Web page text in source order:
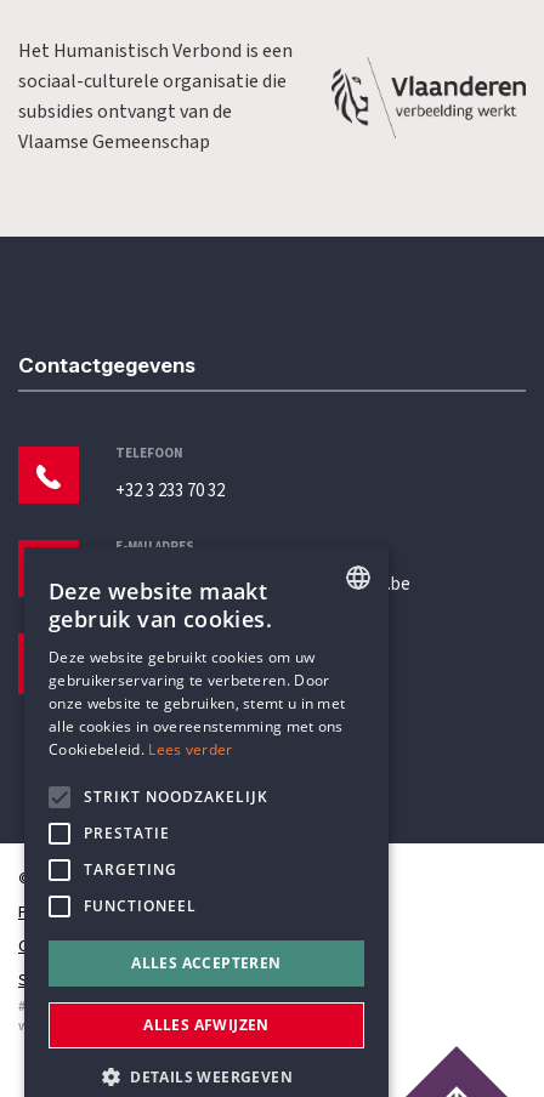
Het Humanistisch Verbond is een
sociaal-culturele organisatie die
subsidies ontvangt van de
Vlaamse Gemeenschap
Contactgegevens
TELEFOON
+32 3 233 70 32
E-MAILADRES
secretariaat@humanistischverbond.be
Pottenbrug 4
Antwerpen, 2000
© Humanistisch Verbond 2026
Privacy
Cookiestatement
Sitemap
#codedwithlove byCodelines
webapplicaties
mobiele apps&maatwerk websites
DUTCH
Deze website maakt
gebruik van cookies.
Deze website gebruikt cookies om uw
gebruikerservaring te verbeteren. Door
onze website te gebruiken, stemt u in met
alle cookies in overeenstemming met ons
Cookiebeleid. Lees verder
STRIKT NOODZAKELIJK
PRESTATIE
TARGETING
FUNCTIONEEL
ALLES ACCEPTEREN
ALLES AFWIJZEN
DETAILS WEERGEVEN